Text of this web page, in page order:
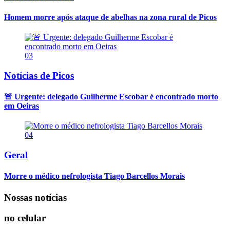
Homem morre após ataque de abelhas na zona rural de Picos
03
Notícias de Picos
🚨 Urgente: delegado Guilherme Escobar é encontrado morto
em Oeiras
04
Geral
Morre o médico nefrologista Tiago Barcellos Morais
Nossas notícias
no celular